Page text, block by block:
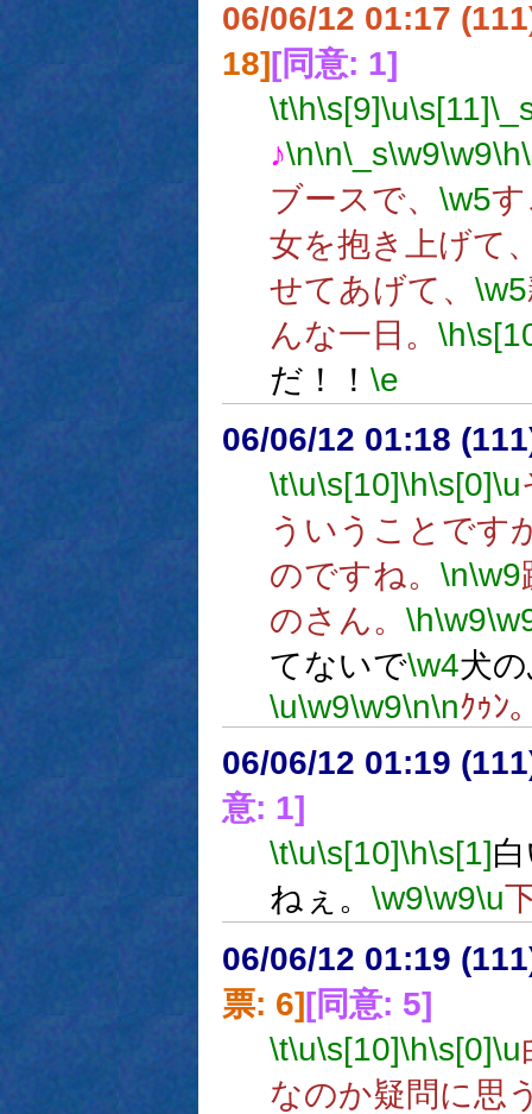
06/06/12 01:17
18][同意: 1]
\t\h\s[9]\u\s[11]
♪\n\n\_s\w9\w9\h
ブースで、 \w5
女を抱き上げて
せてあげて、 \w5
んな一日。 \h
だ！！ \e
06/06/12 01:18
\t\u\s[10]\h\s[0]\u
ういうことです
のですね。 \n\w9
のさん。 \h\w9
てないで\w4犬
\u\w9\w9\n\nｸｩﾝ
06/06/12 01:19
意: 1]
\t\u\s[10]\h\s[1]
ねぇ。 \w9\w9\u
06/06/12 01:19
票: 6][同意: 5]
\t\u\s[10]\h\s[0]\u
なのか疑問に思